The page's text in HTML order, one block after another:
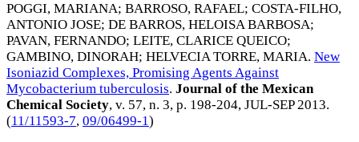
POGGI, MARIANA; BARROSO, RAFAEL; COSTA-FILHO,
ANTONIO JOSE; DE BARROS, HELOISA BARBOSA;
PAVAN, FERNANDO; LEITE, CLARICE QUEICO;
GAMBINO, DINORAH; HELVECIA TORRE, MARIA. New
Isoniazid Complexes, Promising Agents Against
Mycobacterium tuberculosis. Journal of the Mexican
Chemical Society, v. 57, n. 3, p. 198-204, JUL-SEP 2013.
(11/11593-7, 09/06499-1)